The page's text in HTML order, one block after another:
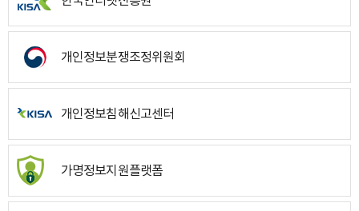
개인정보분쟁조정위원회
개인정보침해신고센터
가명정보지원플랫폼